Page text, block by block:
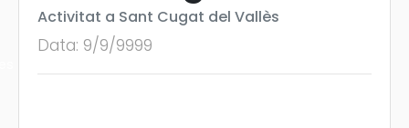
Activitat a Sant Cugat del Vallès
Data: 9/9/9999